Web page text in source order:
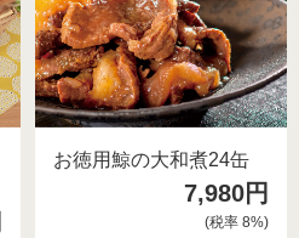
お徳用鯨の大和煮24缶
7,980円
(税率 8%)